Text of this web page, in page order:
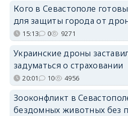
Кого в Севастополе
для защиты города от
15:13 0 9271
Украинские дроны
задуматься о страховании
20:01 10 4956
Зооконфликт в
бездомных животных без